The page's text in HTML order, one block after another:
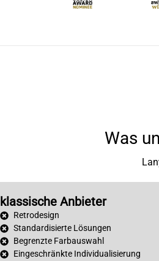
Was
klassische Anbieter
Retrodesign
Standardisierte Lösungen
Begrenzte Farbauswahl
Eingeschränkte Individualisierung